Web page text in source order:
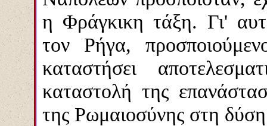
η Φράγκικη τάξη. Γι'
τον Ρήγα,
καταστήσει
καταστολή της
της Ρωμαιοσύνης στη